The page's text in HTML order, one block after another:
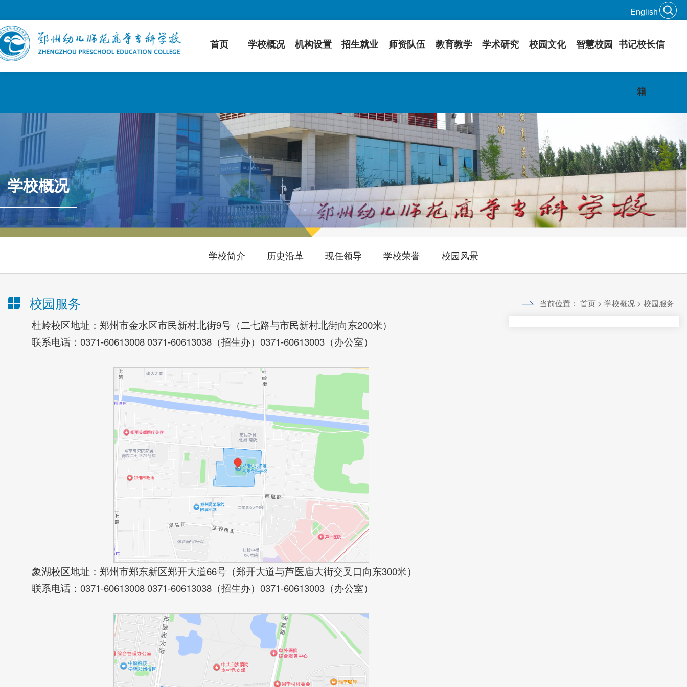
English
首页 学校概况 机构设置 招生就业 师资队伍 教育教学 学术研究 校园文化 智慧校园 书记校长信
箱
学校概况
学校简介 历史沿革 现任领导 学校荣誉 校园风景
校园服务 当前位置： 首页 > 学校概况 > 校园服务
杜岭校区地址：郑州市金水区市民新村北街9号（二七路与市民新村北街向东200米）
联系电话：0371-60613008 0371-60613038（招生办）0371-60613003（办公室）
象湖校区地址：郑州市郑东新区郑开大道66号（郑开大道与芦医庙大街交叉口向东300米）
联系电话：0371-60613008 0371-60613038（招生办）0371-60613003（办公室）